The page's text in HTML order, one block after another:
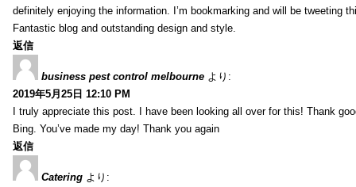
definitely enjoying the information. I’m bookmarking and will be tweeting
Fantastic blog and outstanding design and style.
返信
business pest control melbourne より:
2019年5月25日 12:10 PM
I truly appreciate this post. I have been looking all over for this! Thank
Bing. You’ve made my day! Thank you again
返信
Catering より: